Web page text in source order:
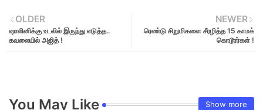
NEWER
ரெண்டு சிறுமிகளை சீரழித்த 15 காமக்
கொடூரர்கள் !
OLDER
ஷாலினிக்கு உடலில் இருந்து எடுத்த..
கவலையில் அஜித் !
You May Like Show more